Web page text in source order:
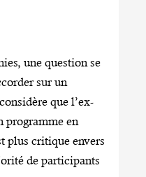
une question se
sur un
que l’ex-
programme en
plus critique envers
de participants